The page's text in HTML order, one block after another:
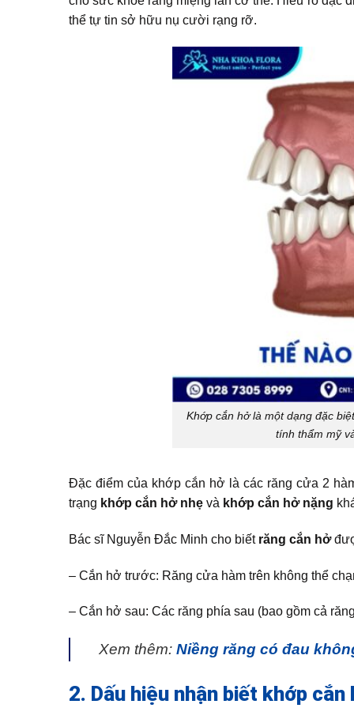
thể tự tin sở hữu nụ cười rạng rỡ.
Khớp cắn hở là một dạng đặc
tính thẩm mỹ
Đặc điểm của khớp cắn hở là các răng cửa 2
trạng khớp cắn hở nhẹ và khớp cắn hở nặng
Bác sĩ Nguyễn Đắc Minh cho biếtrăng cắn hở
– Cắn hở trước: Răng cửa hàm trên không thể
– Cắn hở sau: Các răng phía sau (bao gồm cả
Xem thêm: Niềng răng có đau
2. Dấu hiệu nhận biết khớp cắn